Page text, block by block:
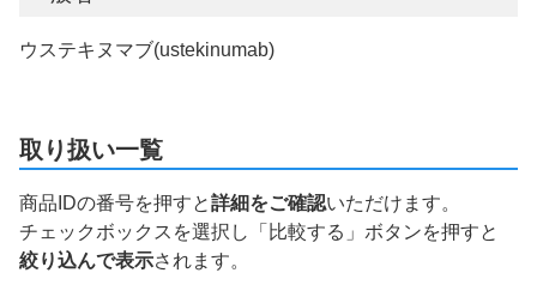
ウステキヌマブ(ustekinumab)
取り扱い一覧
商品IDの番号を押すと詳細をご確認いただけます。
チェックボックスを選択し「比較する」ボタンを押すと
絞り込んで表示されます。